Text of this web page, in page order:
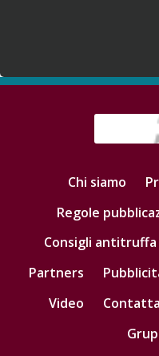
Chi siamo
Regole
Consigli antitruffa
Partners
Video